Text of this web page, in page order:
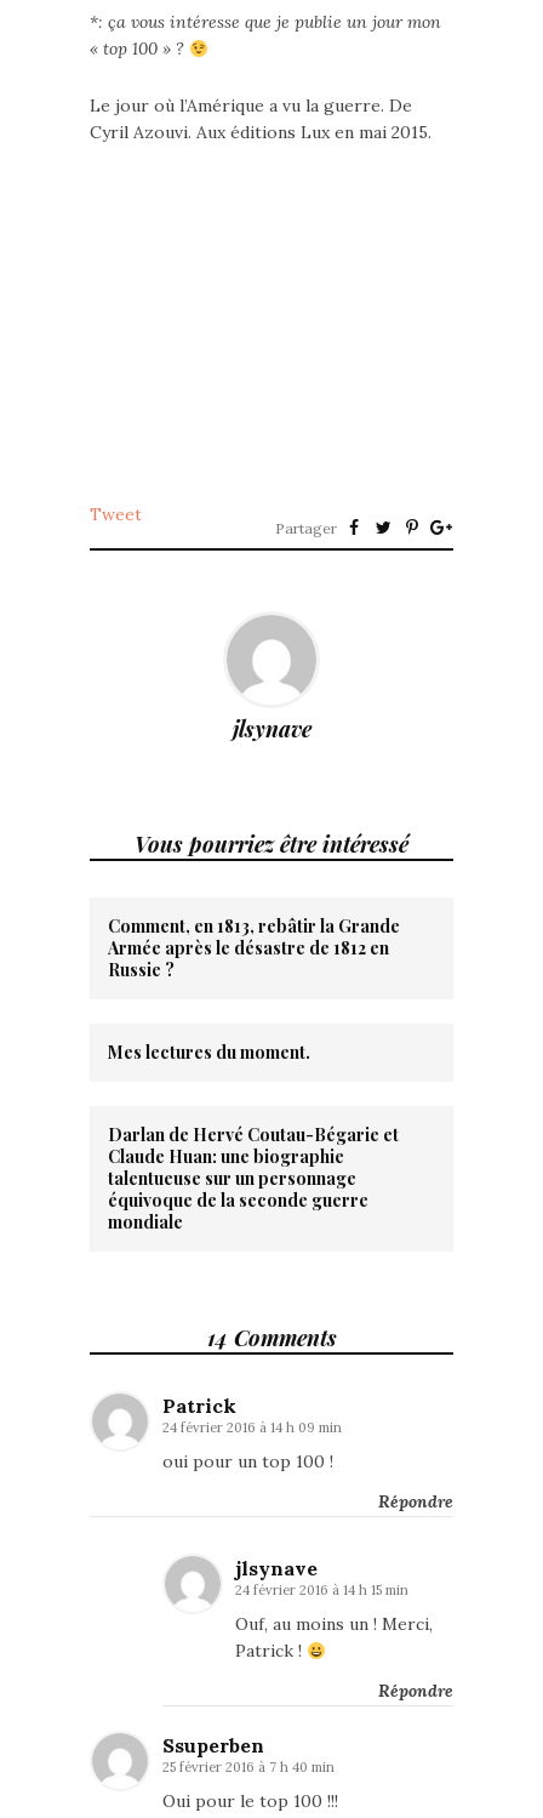
*: ça vous intéresse que je publie un jour mon
« top 100 » ?
Le jour où l’Amérique a vu la guerre. De
Cyril Azouvi. Aux éditions Lux en mai 2015.
Tweet
Partager
jlsynave
Vous pourriez être intéressé
Comment, en 1813, rebâtir la Grande
Armée après le désastre de 1812 en
Russie ?
Mes lectures du moment.
Darlan de Hervé Coutau-Bégarie et
Claude Huan: une biographie
talentueuse sur un personnage
équivoque de la seconde guerre
mondiale
14 Comments
Patrick
24 février 2016 à 14 h 09 min
oui pour un top 100 !
Répondre
jlsynave
24 février 2016 à 14 h 15 min
Ouf, au moins un ! Merci,
Patrick !
Répondre
Ssuperben
25 février 2016 à 7 h 40 min
Oui pour le top 100 !!!